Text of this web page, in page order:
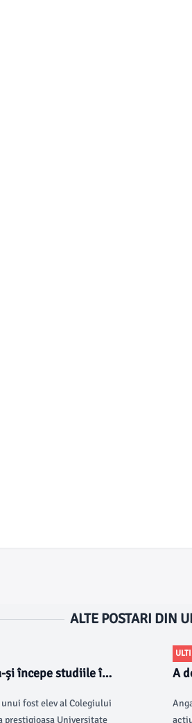
ALTE POSTARI DIN
și începe studiile în
fost elev al Colegiului
prestigioasa Universitate
A